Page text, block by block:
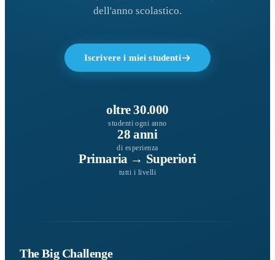
dell'anno scolastico.
Iscrivere i miei studenti
oltre 30.000
studenti ogni anno
28 anni
di esperienza
Primaria → Superiori
tutti i livelli
The Big Challenge